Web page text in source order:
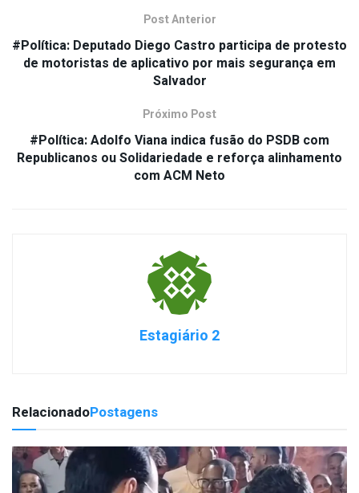
Post Anterior
#Política: Deputado Diego Castro participa de protesto
de motoristas de aplicativo por mais segurança em
Salvador
Próximo Post
#Política: Adolfo Viana indica fusão do PSDB com
Republicanos ou Solidariedade e reforça alinhamento
com ACM Neto
Estagiário 2
RelacionadoPostagens